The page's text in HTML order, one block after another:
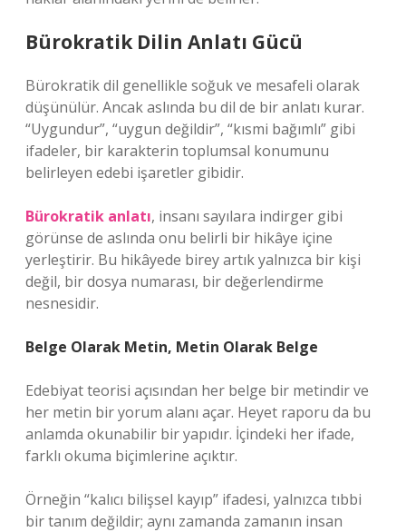
Bürokratik Dilin Anlatı Gücü
Bürokratik dil genellikle soğuk ve mesafeli olarak
düşünülür. Ancak aslında bu dil de bir anlatı kurar.
“Uygundur”, “uygun değildir”, “kısmi bağımlı” gibi
ifadeler, bir karakterin toplumsal konumunu
belirleyen edebi işaretler gibidir.
Bürokratik anlatı, insanı sayılara indirger gibi
görünse de aslında onu belirli bir hikâye içine
yerleştirir. Bu hikâyede birey artık yalnızca bir kişi
değil, bir dosya numarası, bir değerlendirme
nesnesidir.
Belge Olarak Metin, Metin Olarak Belge
Edebiyat teorisi açısından her belge bir metindir ve
her metin bir yorum alanı açar. Heyet raporu da bu
anlamda okunabilir bir yapıdır. İçindeki her ifade,
farklı okuma biçimlerine açıktır.
Örneğin “kalıcı bilişsel kayıp” ifadesi, yalnızca tıbbi
bir tanım değildir; aynı zamanda zamanın insan